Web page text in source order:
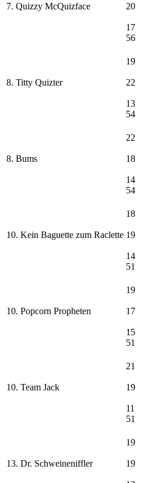
7. Quizzy McQuizface 20
17
56
8. Titty Quizter
19
22
13
54
8. Bums
22
18
14
54
10. Kein Baguette zum Raclette
18
19
14
51
10. Popcorn Propheten
19
17
15
51
10. Team Jack
21
19
11
51
13. Dr. Schweineniffler
19
19